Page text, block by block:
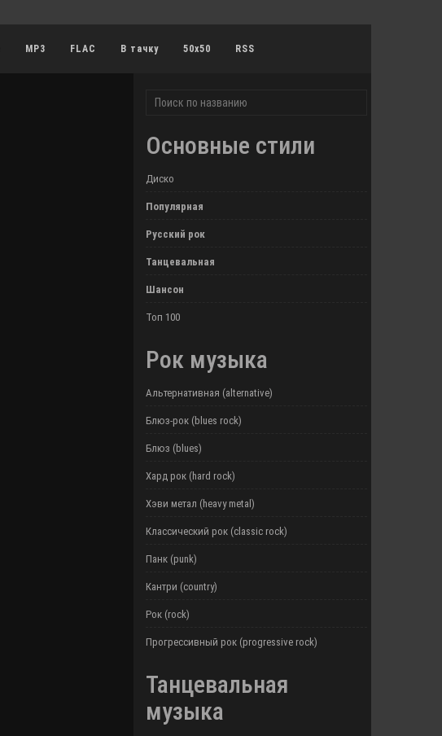
MP3 FLAC В тачку 50x50 RSS
Основные стили
Диско
Популярная
Русский рок
Танцевальная
Шансон
Топ 100
Рок музыка
Альтернативная (alternative)
Блюз-рок (blues rock)
Блюз (blues)
Хард рок (hard rock)
Хэви метал (heavy metal)
Классический рок (classic rock)
Панк (punk)
Кантри (country)
Рок (rock)
Прогрессивный рок (progressive rock)
Танцевальная
музыка